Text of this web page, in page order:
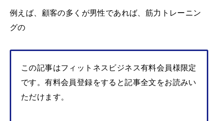
例えば、顧客の多くが男性であれば、筋力トレーニン
グの
この記事はフィットネスビジネス有料会員様限定
です。有料会員登録をすると記事全文をお読みい
ただけます。